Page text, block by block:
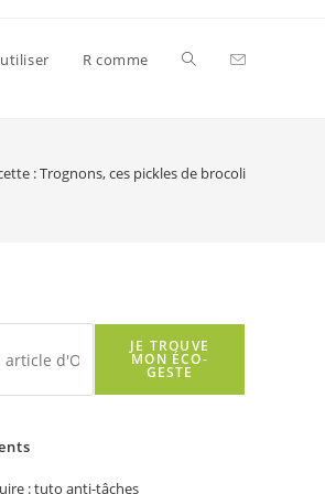
R comme Toggle
: Trognons, ces pickles de brocoli
JE TROUVE
MON ÉCO-
GESTE
: tuto anti-tâches